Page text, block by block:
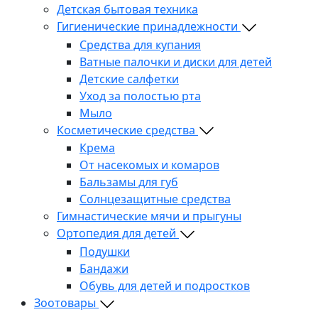
Детская бытовая техника
Гигиенические принадлежности
Средства для купания
Ватные палочки и диски для детей
Детские салфетки
Уход за полостью рта
Мыло
Косметические средства
Крема
От насекомых и комаров
Бальзамы для губ
Солнцезащитные средства
Гимнастические мячи и прыгуны
Ортопедия для детей
Подушки
Бандажи
Обувь для детей и подростков
Зоотовары